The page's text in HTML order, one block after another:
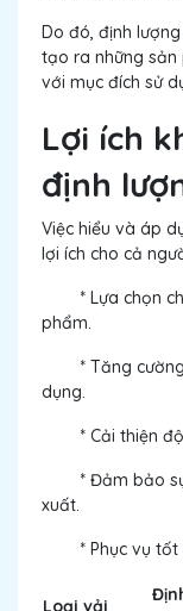
Do đó, định
tạo ra những
với mục đích sử
Lợi ích
định
Việc hiểu và áp
lợi ích cho cả
* Lựa chọn
phẩm.
* Tăng
dụng.
* Cải thiện
* Đảm bảo
xuất.
* Phục vụ
Loại vải